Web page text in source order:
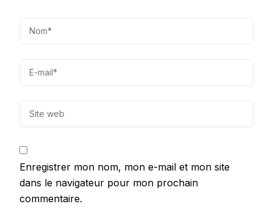
Enregistrer mon nom, mon e-mail et mon site
dans le navigateur pour mon prochain
commentaire.